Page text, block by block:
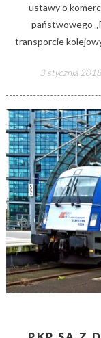
ustawy o
państwowego
transporcie
Posted
3 stycznia 2018